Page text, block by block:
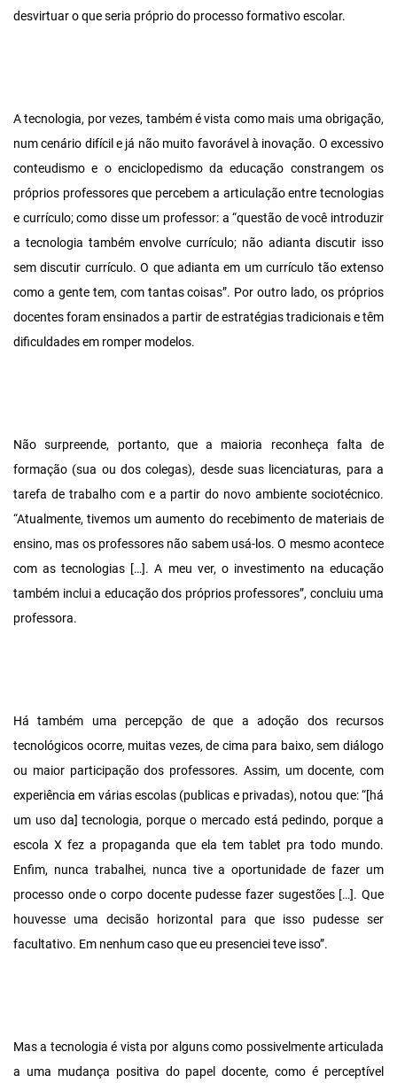
desvirtuar o que seria próprio do processo formativo escolar.
A tecnologia, por vezes, também é vista como mais uma obrigação,
num cenário difícil e já não muito favorável à inovação. O excessivo
conteudismo e o enciclopedismo da educação constrangem os
próprios professores que percebem a articulação entre tecnologias
e currículo; como disse um professor: a “questão de você introduzir
a tecnologia também envolve currículo; não adianta discutir isso
sem discutir currículo. O que adianta em um currículo tão extenso
como a gente tem, com tantas coisas”. Por outro lado, os próprios
docentes foram ensinados a partir de estratégias tradicionais e têm
dificuldades em romper modelos.
Não surpreende, portanto, que a maioria reconheça falta de
formação (sua ou dos colegas), desde suas licenciaturas, para a
tarefa de trabalho com e a partir do novo ambiente sociotécnico.
“Atualmente, tivemos um aumento do recebimento de materiais de
ensino, mas os professores não sabem usá-los. O mesmo acontece
com as tecnologias […]. A meu ver, o investimento na educação
também inclui a educação dos próprios professores”, concluiu uma
professora.
Há também uma percepção de que a adoção dos recursos
tecnológicos ocorre, muitas vezes, de cima para baixo, sem diálogo
ou maior participação dos professores. Assim, um docente, com
experiência em várias escolas (publicas e privadas), notou que: “[há
um uso da] tecnologia, porque o mercado está pedindo, porque a
escola X fez a propaganda que ela tem tablet pra todo mundo.
Enfim, nunca trabalhei, nunca tive a oportunidade de fazer um
processo onde o corpo docente pudesse fazer sugestões […]. Que
houvesse uma decisão horizontal para que isso pudesse ser
facultativo. Em nenhum caso que eu presenciei teve isso”.
Mas a tecnologia é vista por alguns como possivelmente articulada
a uma mudança positiva do papel docente, como é perceptível